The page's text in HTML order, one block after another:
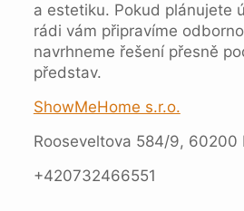
a estetiku. Pokud plánujete
rádi vám připravíme
navrhneme řešení přesně
představ.
ShowMeHome s.r.o.
Rooseveltova 584/9, 60200
+420732466551